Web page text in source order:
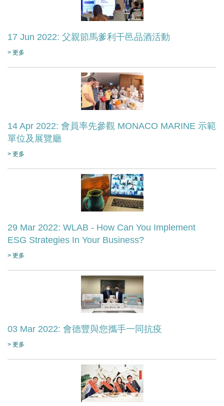
17 Jun 2022: 父親節馬爹利干邑品酒活動
> 更多
14 Apr 2022: 會員率先參觀 MONACO MARINE 示範
單位及展覽廳
> 更多
29 Mar 2022: WLAB - How Can You Implement
ESG Strategies In Your Business?
> 更多
03 Mar 2022: 會德豐與您攜手一同抗疫
> 更多